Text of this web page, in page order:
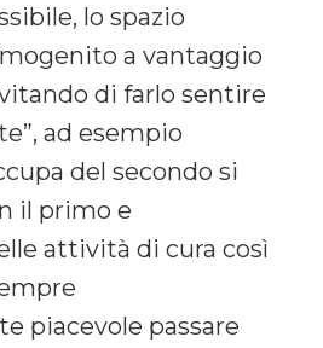
lo spazio
a vantaggio
di farlo sentire
ad esempio
del secondo si
il primo e
attività di cura così
piacevole passare